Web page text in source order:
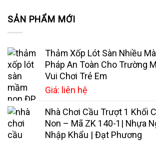
SẢN PHẨM MỚI
Thảm Xốp Lót Sàn Nhiều
Pháp An Toàn Cho Trường
Vui Chơi Trẻ Em
Giá: liên hệ
Nhà Chơi Cầu Trượt 1 Khối
Non – Mã ZK 140-1| Nhựa
Nhập Khẩu | Đạt Phương